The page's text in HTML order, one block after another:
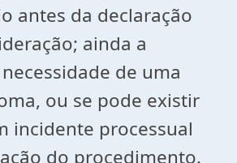
antes da declaração
ainda a
de uma
ou se pode existir
incidente processual
do procedimento.